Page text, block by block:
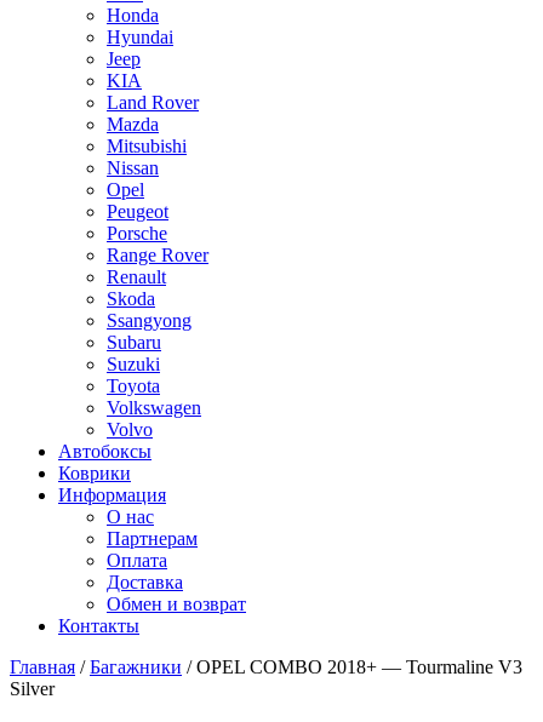
Honda
Hyundai
Jeep
KIA
Land Rover
Mazda
Mitsubishi
Nissan
Opel
Peugeot
Porsche
Range Rover
Renault
Skoda
Ssangyong
Subaru
Suzuki
Toyota
Volkswagen
Volvo
Автобоксы
Коврики
Информация
О нас
Партнерам
Оплата
Доставка
Обмен и возврат
Контакты
Главная /Багажники / OPEL COMBO 2018+ — Tourmaline V3
Silver